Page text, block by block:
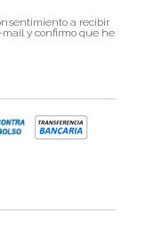
a recibir
y confirmo que he